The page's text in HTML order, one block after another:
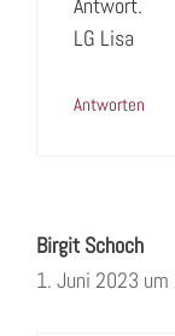
LG Lisa
Antworten
Birgit Schoch
1. Juni 2023